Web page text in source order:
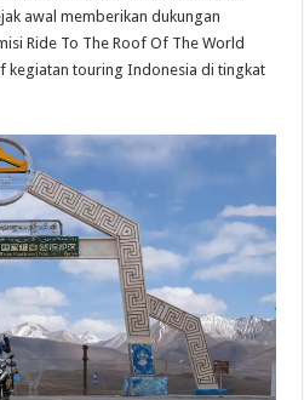
awal memberikan dukungan
Ride To The Roof Of The World
kegiatan touring Indonesia di tingkat